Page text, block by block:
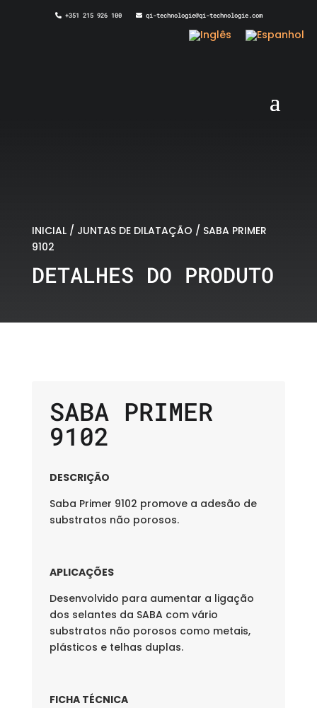
+351 215 926 100 qi-technologie@qi-technologie.com
INICIAL/ JUNTAS DE DILATAÇÃO / SABA PRIMER
9102
DETALHES DO PRODUTO
SABA PRIMER
9102
DESCRIÇÃO
Saba Primer 9102 promove a adesão de
substratos não porosos.
APLICAÇÕES
Desenvolvido para aumentar a ligação
dos selantes da SABA com vário
substratos não porosos como metais,
plásticos e telhas duplas.
FICHA TÉCNICA